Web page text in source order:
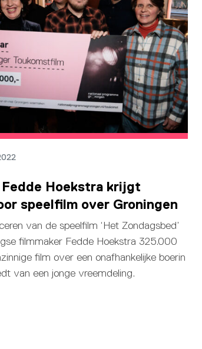
Fedde Hoekstra krijgt
speelfilm over Groningen
van de speelfilm ‘Het Zondagsbed’
filmmaker Fedde Hoekstra 325.000
film over een onafhankelijke boerin
van een jonge vreemdeling.